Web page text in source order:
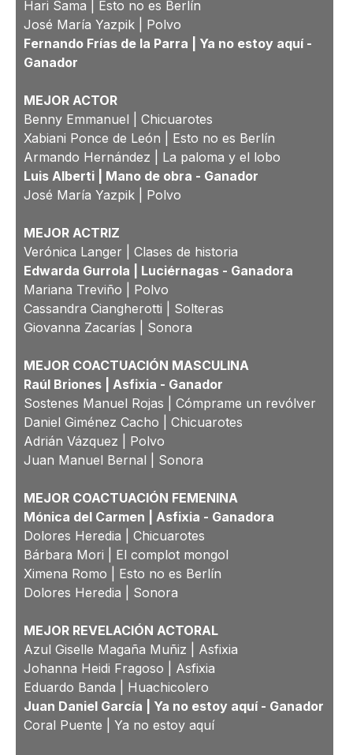
Hari Sama | Esto no es Berlín
José María Yazpik | Polvo
Fernando Frías de la Parra | Ya no estoy aquí -
Ganador
MEJOR ACTOR
Benny Emmanuel | Chicuarotes
Xabiani Ponce de León | Esto no es Berlín
Armando Hernández | La paloma y el lobo
Luis Alberti | Mano de obra - Ganador
José María Yazpik | Polvo
MEJOR ACTRIZ
Verónica Langer | Clases de historia
Edwarda Gurrola | Luciérnagas - Ganadora
Mariana Treviño | Polvo
Cassandra Ciangherotti | Solteras
Giovanna Zacarías | Sonora
MEJOR COACTUACIÓN MASCULINA
Raúl Briones | Asfixia - Ganador
Sostenes Manuel Rojas | Cómprame un revólver
Daniel Giménez Cacho | Chicuarotes
Adrián Vázquez | Polvo
Juan Manuel Bernal | Sonora
MEJOR COACTUACIÓN FEMENINA
Mónica del Carmen | Asfixia - Ganadora
Dolores Heredia | Chicuarotes
Bárbara Mori | El complot mongol
Ximena Romo | Esto no es Berlín
Dolores Heredia | Sonora
MEJOR REVELACIÓN ACTORAL
Azul Giselle Magaña Muñiz | Asfixia
Johanna Heidi Fragoso | Asfixia
Eduardo Banda | Huachicolero
Juan Daniel García | Ya no estoy aquí - Ganador
Coral Puente | Ya no estoy aquí